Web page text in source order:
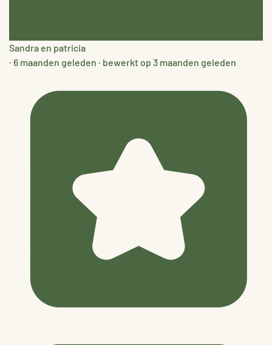
Sandra en patricia
· 6 maanden geleden · bewerkt op 3 maanden geleden